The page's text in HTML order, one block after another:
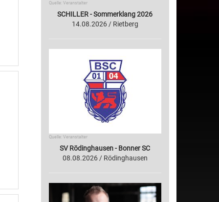
Quelle: Veranstalter
SCHILLER - Sommerklang 2026
14.08.2026 / Rietberg
Quelle: Veranstalter
SV Rödinghausen - Bonner SC
08.08.2026 / Rödinghausen